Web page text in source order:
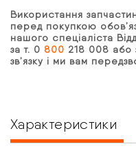
Використання
перед покупкою
нашого спеціаліста
за т. 0 800 218 008 або
зв’язку і ми вам
Характеристики